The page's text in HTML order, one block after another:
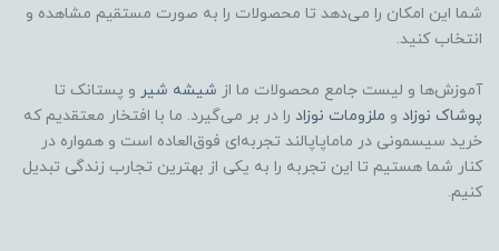
شما این امکان را می‌دهد تا محصولات را به صورت مستقیم مشاهده و
انتخاب کنید.
آموزش‌ها و لیست جامع محصولات ما از شیشه شیر و پستانک تا
پوشاک نوزاد و ملزومات نوزاد را در بر می‌گیرد. ما با افتخار معتقدیم که
خرید سیسمونی در ماماپاپالند تجربه‌ای فوق‌العاده است و همواره در
کنار شما هستیم تا این تجربه را به یکی از بهترین تجارب زندگی تبدیل
کنیم.